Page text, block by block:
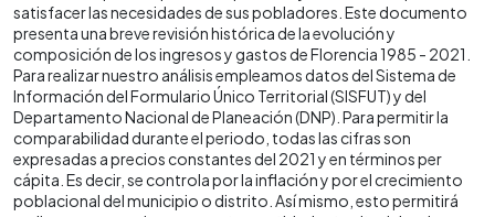
satisfacer las necesidades de sus pobladores. Este documento
presenta una breve revisión histórica de la evolución y
composición de los ingresos y gastos de Florencia 1985 - 2021.
Para realizar nuestro análisis empleamos datos del Sistema de
Información del Formulario Único Territorial (SISFUT) y del
Departamento Nacional de Planeación (DNP). Para permitir la
comparabilidad durante el periodo, todas las cifras son
expresadas a precios constantes del 2021 y en términos per
cápita. Es decir, se controla por la inflación y por el crecimiento
poblacional del municipio o distrito. Así mismo, esto permitirá